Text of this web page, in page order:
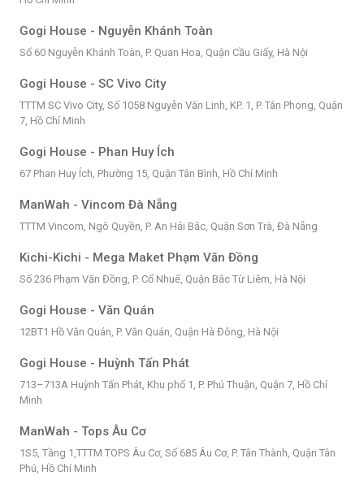
Gogi House - Nguyễn Khánh Toàn
Số 60 Nguyễn Khánh Toàn, P. Quan Hoa, Quận Cầu Giấy, Hà Nội
Gogi House - SC Vivo City
TTTM SC Vivo City, Số 1058 Nguyễn Văn Linh, KP. 1, P. Tân Phong, Quận
7, Hồ Chí Minh
Gogi House - Phan Huy Ích
67 Phan Huy Ích, Phường 15, Quận Tân Bình, Hồ Chí Minh
ManWah - Vincom Đà Nẵng
TTTM Vincom, Ngô Quyền, P. An Hải Bắc, Quận Sơn Trà, Đà Nẵng
Kichi-Kichi - Mega Maket Phạm Văn Đồng
Số 236 Phạm Văn Đồng, P. Cổ Nhuế, Quận Bắc Từ Liêm, Hà Nội
Gogi House - Văn Quán
12BT1 Hồ Văn Quán, P. Văn Quán, Quận Hà Đông, Hà Nội
Gogi House - Huỳnh Tấn Phát
713–713A Huỳnh Tấn Phát, Khu phố 1, P. Phú Thuận, Quận 7, Hồ Chí
Minh
ManWah - Tops Âu Cơ
1S5, Tầng 1,TTTM TOPS Âu Cơ, Số 685 Âu Cơ, P. Tân Thành, Quận Tân
Phú, Hồ Chí Minh